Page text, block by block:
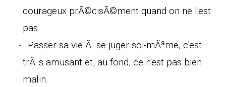
courageux prÃ©cisÃ©ment quand on ne l'est
pas.
Passer sa vie Ã se juger soi-mÃªme, c'est
trÃ¨s amusant et, au fond, ce n'est pas bien
malin.